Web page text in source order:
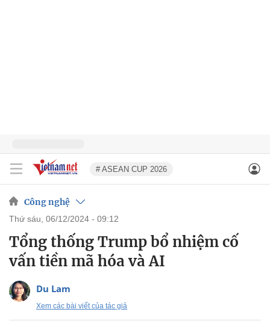
# ASEAN CUP 2026
Công nghệ
thứ sáu, 06/12/2024 - 09:12
Tổng thống Trump bổ nhiệm cố
vấn tiền mã hóa và AI
Du Lam
Xem các bài viết của tác giả